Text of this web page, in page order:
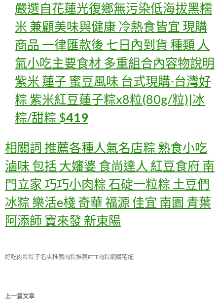
嚴選自花蓮光復鄉無污染低海拔黑糯
米 兼顧美味與健康 冷熱食皆宜 現購
商品 一律匯款後 七日內到貨 種類 人
氣小吃主要食材 多重組合內容物說明
紫米 蓮子 蜜豆風味 台式現購-台灣好
粽 紫米紅豆蓮子粽x8粒(80g/粒)|冰
粽/甜粽 $419
相關詞 推薦各種人氣名店粽 熟食小吃
滷味 包括 大嬸婆 食尚達人 紅豆食府 南
門立家 巧巧小肉粽 石碇一粒粽 土豆們
冰粽 樂活e棧 奇華 福源 佳宜 南園 青葉
阿添師 寶來發 新東陽
好吃肉粽粽子名店推薦肉粽推薦PTT肉粽網購宅配
文
上一篇文章